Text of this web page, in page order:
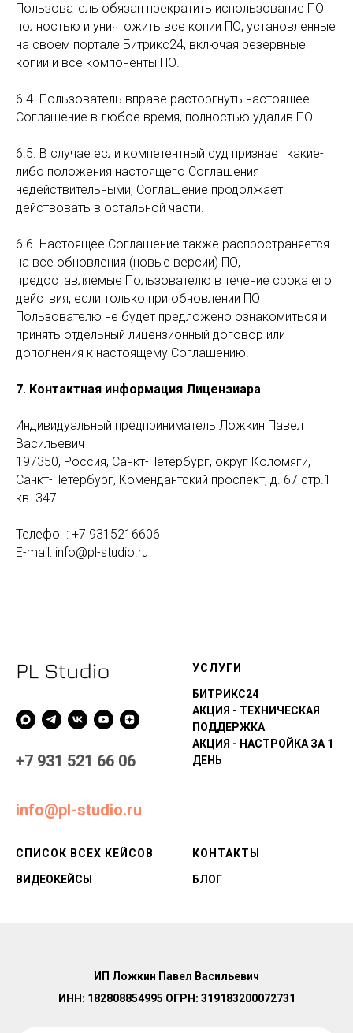
Пользователь обязан прекратить использование ПО
полностью и уничтожить все копии ПО, установленные
на своем портале Битрикс24, включая резервные
копии и все компоненты ПО.
6.4. Пользователь вправе расторгнуть настоящее
Соглашение в любое время, полностью удалив ПО.
6.5. В случае если компетентный суд признает какие-
либо положения настоящего Соглашения
недействительными, Соглашение продолжает
действовать в остальной части.
6.6. Настоящее Соглашение также распространяется
на все обновления (новые версии) ПО,
предоставляемые Пользователю в течение срока его
действия, если только при обновлении ПО
Пользователю не будет предложено ознакомиться и
принять отдельный лицензионный договор или
дополнения к настоящему Соглашению.
7. Контактная информация Лицензиара
Индивидуальный предприниматель Ложкин Павел
Васильевич
197350, Россия, Санкт-Петербург, округ Коломяги,
Санкт-Петербург, Комендантский проспект, д. 67 стр.1
кв. 347
Телефон: +7 9315216606
E-mail: info@pl-studio.ru
+7 931 521 66 06
info@pl-studio.ru
УСЛУГИ
БИТРИКС24
АКЦИЯ - ТЕХНИЧЕСКАЯ
ПОДДЕРЖКА
АКЦИЯ - НАСТРОЙКА ЗА 1
ДЕНЬ
СПИСОК ВСЕХ КЕЙСОВ
ВИДЕОКЕЙСЫ
КОНТАКТЫ
БЛОГ
ИП Ложкин Павел Васильевич
ИНН: 182808854995 ОГРН: 319183200072731